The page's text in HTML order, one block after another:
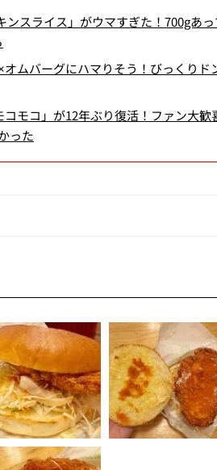
スライス」がウマすぎた！700gあ
ムバーグにハマりそう！びっくりド
モコ」が12年ぶり復活！ファン大歓
った